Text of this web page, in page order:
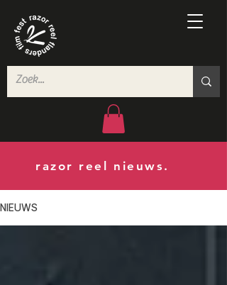
razor reel nieuws.
NIEUWS